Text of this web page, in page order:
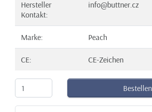
Hersteller
Kontakt:
info@buttner.cz
Marke: Peach
CE: CE-Zeichen
Bestellen